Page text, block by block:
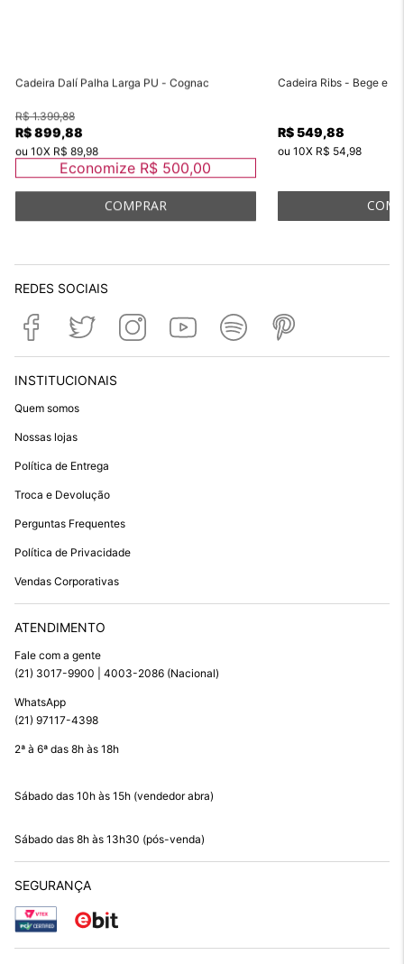
Cadeira Dalí Palha Larga PU - Cognac
R$ 1.399,88
R$ 899,88
ou 10X R$ 89,98
Economize R$ 500,00
Cadeira Ribs - Bege e
R$ 549,88
ou10X R$ 54,98
REDES SOCIAIS
INSTITUCIONAIS
Quem somos
Nossas lojas
Política de Entrega
Troca e Devolução
Perguntas Frequentes
Política de Privacidade
Vendas Corporativas
ATENDIMENTO
Fale com a gente
(21) 3017-9900 | 4003-2086 (Nacional)
WhatsApp
(21) 97117-4398
2ª à 6ª das 8h às 18h
Sábado das 10h às 15h (vendedor abra)
Sábado das 8h às 13h30 (pós-venda)
SEGURANÇA